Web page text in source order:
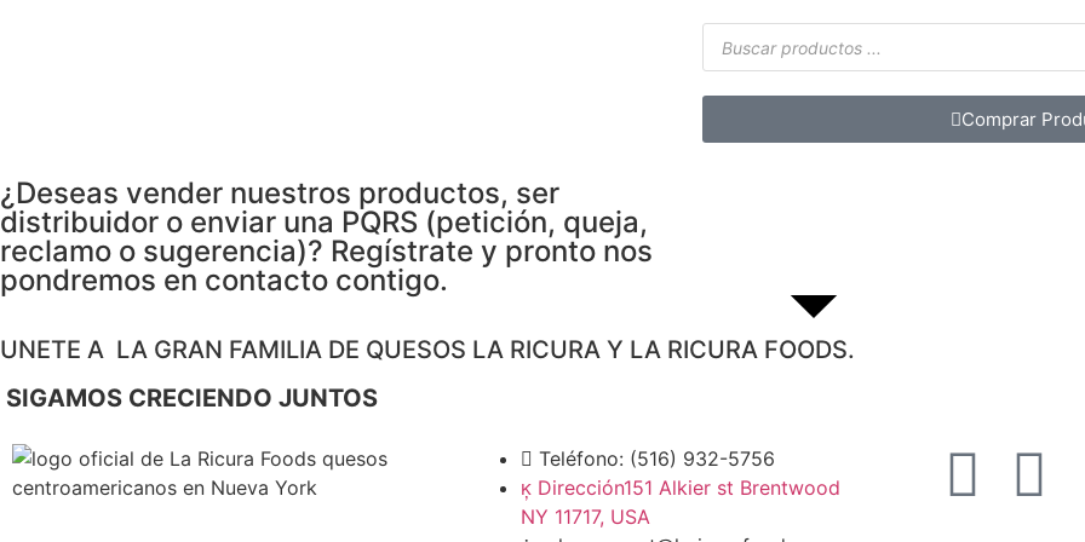
Comprar
¿Deseas vender nuestros productos, ser
distribuidor o enviar una PQRS (petición, queja,
reclamo o sugerencia)? Regístrate y pronto nos
pondremos en contacto contigo.
UNETE A LA GRAN FAMILIA DE QUESOS LA RICURA Y LA RICURA FOODS.
SIGAMOS CRECIENDO JUNTOS
Teléfono: (516) 932-5756
Dirección151 Alkier st Brentwood
NY 11717, USA